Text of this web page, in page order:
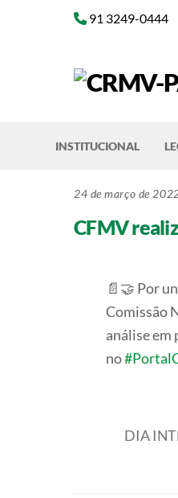
91 3249-0444
INSTITUCIONAL
24 de março de
CFMV
📄🤝 Por
Comissão
análise em
no
DIA